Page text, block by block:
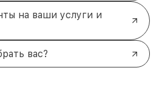
на ваши услуги и
вас?